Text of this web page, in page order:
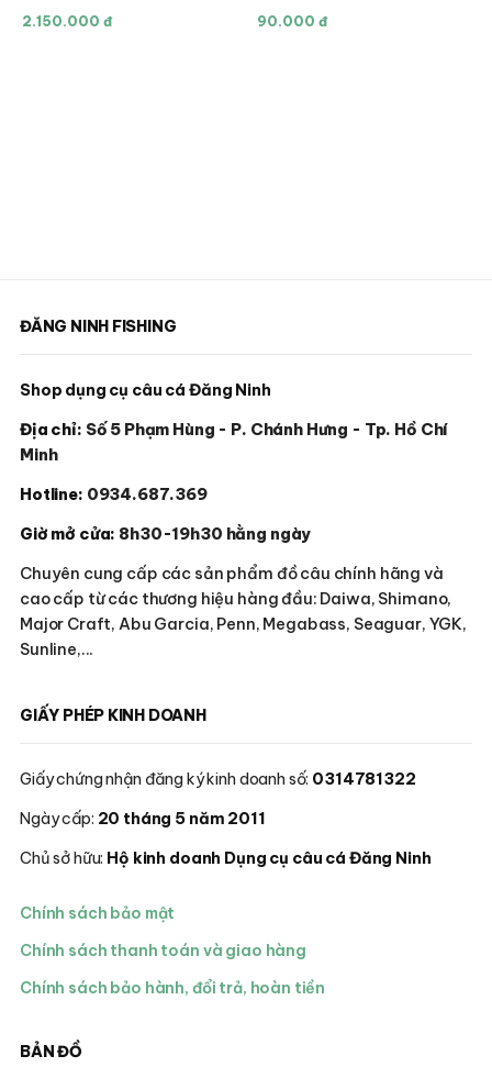
giới hạn
2.150.000 đ
này
trên
trang
sản
90.000 đ
này
trang
sản
ĐĂNG NINH FISHING
Shop dụng cụ câu cá Đăng Ninh
Địa chỉ: Số 5 Phạm Hùng - P. Chánh Hưng - Tp. Hồ Chí
Minh
Hotline: 0934.687.369
Giờ mở cửa: 8h30-19h30 hằng ngày
Chuyên cung cấp các sản phẩm đồ câu chính hãng và
cao cấp từ các thương hiệu hàng đầu: Daiwa, Shimano,
Major Craft, Abu Garcia, Penn, Megabass, Seaguar, YGK,
Sunline,...
GIẤY PHÉP KINH DOANH
Giấy chứng nhận đăng ký kinh doanh số: 0314781322
Ngày cấp: 20 tháng 5 năm 2011
Chủ sở hữu: Hộ kinh doanh Dụng cụ câu cá Đăng Ninh
Chính sách bảo mật
Chính sách thanh toán và giao hàng
Chính sách bảo hành, đổi trả, hoàn tiền
BẢN ĐỒ